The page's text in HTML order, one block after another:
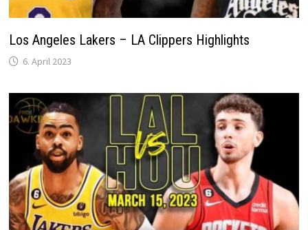
Los Angeles Lakers – LA Clippers Highlights
6. April 2023